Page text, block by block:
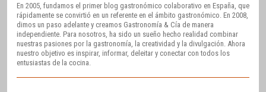
En 2005, fundamos el primer blog gastronómico colaborativo en España, que
rápidamente se convirtió en un referente en el ámbito gastronómico. En 2008,
dimos un paso adelante y creamos Gastronomía & Cía de manera
independiente. Para nosotros, ha sido un sueño hecho realidad combinar
nuestras pasiones por la gastronomía, la creatividad y la divulgación. Ahora
nuestro objetivo es inspirar, informar, deleitar y conectar con todos los
entusiastas de la cocina.